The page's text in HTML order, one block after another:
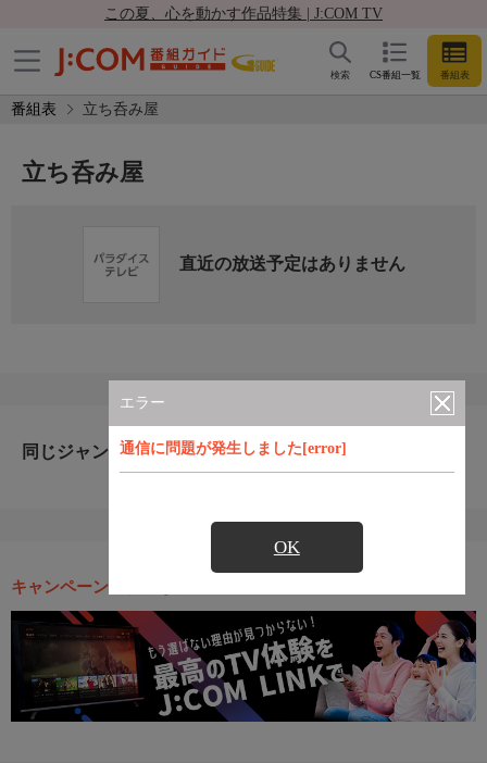
この夏、心を動かす作品特集 | J:COM TV
CS番組一覧 番組表
検索
番組表 立ち呑み屋
エラー
通信に問題が発生しました[error]
OK
立ち呑み屋
直近の放送予定はありません
同じジャンルのおすすめ番組
キャンペーン・お得な情報